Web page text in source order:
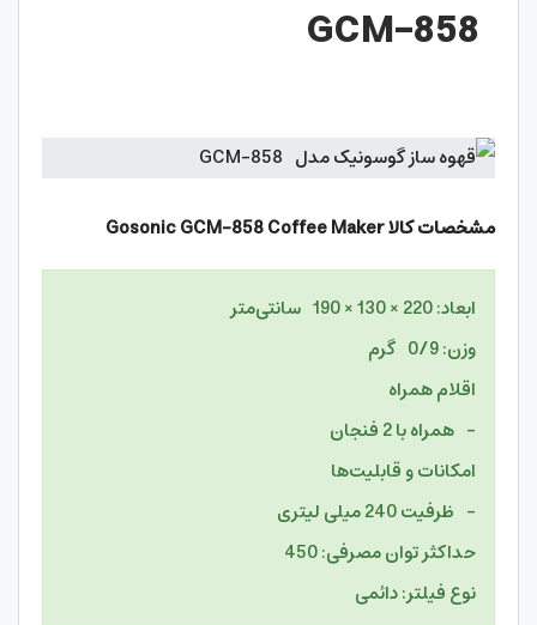
مشخصات کالاGosonic GCM-858 Coffee Maker
ابعاد: 220 × 130 × 190 سانتی‌متر
وزن: 0/9 گرم
اقلام همراه
– همراه با 2 فنجان
امکانات و قابلیت‌ها
– ظرفیت 240 میلی لیتری
حداکثر توان مصرفی: 450
نوع فیلتر: دائمی